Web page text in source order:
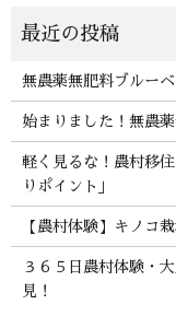
無農薬無肥料ブルー
始まりました！無農
軽く見るな！農村移
りポイント」
【農村体験】キノコ
３６５日農村体験・
見！